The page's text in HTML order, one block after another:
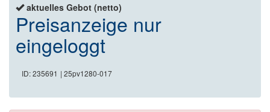
aktuelles Gebot (netto)
Preisanzeige nur
eingeloggt
ID: 235691 | 25pv1280-017